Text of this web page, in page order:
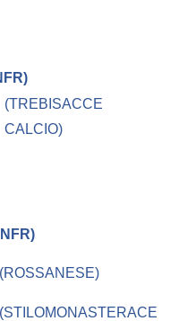
(TREBISACCE
CALCIO)
(ROSSANESE)
(STILOMONASTERACE